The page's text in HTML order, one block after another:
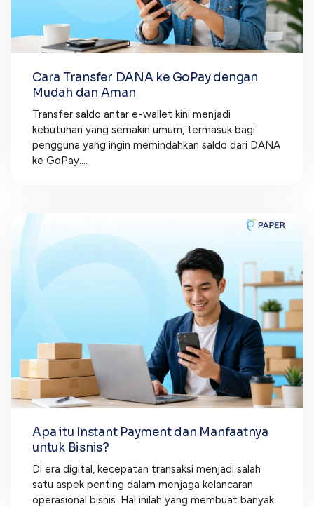
Cara Transfer DANA ke GoPay dengan
Mudah dan Aman
Transfer saldo antar e-wallet kini menjadi
kebutuhan yang semakin umum, termasuk bagi
pengguna yang ingin memindahkan saldo dari DANA
ke GoPay....
Apa itu Instant Payment dan Manfaatnya
untuk Bisnis?
Di era digital, kecepatan transaksi menjadi salah
satu aspek penting dalam menjaga kelancaran
operasional bisnis. Hal inilah yang membuat banyak...